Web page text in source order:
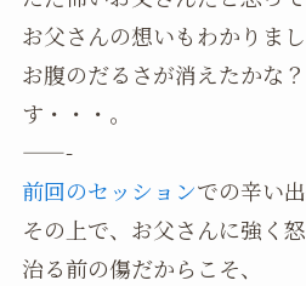
お父さんの想いもわかりまし
お腹のだるさが消えたかな
す・・・。
——-
前回のセッションでの辛い
その上で、お父さんに強く
治る前の傷だからこそ、